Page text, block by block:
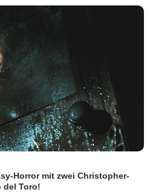
Horror mit zwei Christopher-
del Toro!